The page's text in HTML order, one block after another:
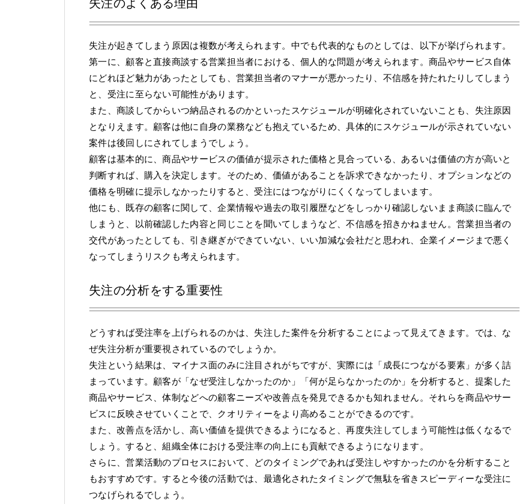
失注のよくある理由
失注が起きてしまう原因は複数が考えられます。中でも代表的なものとしては、以下が挙げられます。
第一に、顧客と直接商談する営業担当者における、個人的な問題が考えられます。商品やサービス自体
にどれほど魅力があったとしても、営業担当者のマナーが悪かったり、不信感を持たれたりしてしまう
と、受注に至らない可能性があります。
また、商談してからいつ納品されるのかといったスケジュールが明確化されていないことも、失注原因
となりえます。顧客は他に自身の業務なども抱えているため、具体的にスケジュールが示されていない
案件は後回しにされてしまうでしょう。
顧客は基本的に、商品やサービスの価値が提示された価格と見合っている、あるいは価値の方が高いと
判断すれば、購入を決定します。そのため、価値があることを訴求できなかったり、オプションなどの
価格を明確に提示しなかったりすると、受注にはつながりにくくなってしまいます。
他にも、既存の顧客に関して、企業情報や過去の取引履歴などをしっかり確認しないまま商談に臨んで
しまうと、以前確認した内容と同じことを聞いてしまうなど、不信感を招きかねません。営業担当者の
交代があったとしても、引き継ぎができていない、いい加減な会社だと思われ、企業イメージまで悪く
なってしまうリスクも考えられます。
失注の分析をする重要性
どうすれば受注率を上げられるのかは、失注した案件を分析することによって見えてきます。では、な
ぜ失注分析が重要視されているのでしょうか。
失注という結果は、マイナス面のみに注目されがちですが、実際には「成長につながる要素」が多く詰
まっています。顧客が「なぜ受注しなかったのか」「何が足らなかったのか」を分析すると、提案した
商品やサービス、体制などへの顧客ニーズや改善点を発見できるかも知れません。それらを商品やサー
ビスに反映させていくことで、クオリティーをより高めることができるのです。
また、改善点を活かし、高い価値を提供できるようになると、再度失注してしまう可能性は低くなるで
しょう。すると、組織全体における受注率の向上にも貢献できるようになります。
さらに、営業活動のプロセスにおいて、どのタイミングであれば受注しやすかったのかを分析すること
もおすすめです。すると今後の活動では、最適化されたタイミングで無駄を省きスピーディーな受注に
つなげられるでしょう。